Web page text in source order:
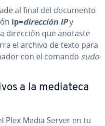
al final del documento
ip=dirección IPy
dirección que anotaste
el archivo de texto para
con el comando sudo
a la mediateca
Plex Media Server en tu